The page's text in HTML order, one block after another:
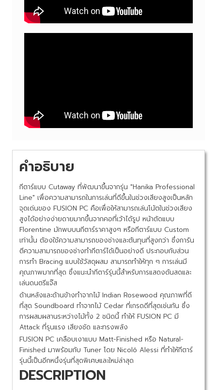
คำอธิบาย
กีตาร์แบบ Cutaway ที่พัฒนาขึ้นจากรุ่น "Hanika Professional
Line" เพื่อความสามารถในการเล่นที่ดีขึ้นในช่วงเสียงสูงเป็นหลัก
จุดเด่นของ FUSION PC คือเพื่อให้สามารถเล่นโน้ตในช่วงเสียง
สูงได้อย่างง่ายดายมากขึ้นจากคอที่เว้าได้รูป หน้าตัดแบบ
Florentine มักพบบนกีตาร์ราคาสูงๆ หรือกีตาร์แบบ Custom
เท่านั้น ต้องใช้ความสามารถของช่างและต้นทุนที่สูงกว่า ซึ่งการัน
ตีความสามารถของช่างทำกีตาร์ได้เป็นอย่างดี ประกอบกับส่วน
การทำ Bracing แบบใช้วัสดุผสม สามารถทำให้ทุก ๆ การเล่นมี
คุณภาพมากที่สุด ซึ่งแนะนำกีตาร์รุ่นนี้สำหรับการแสดงด้นสดและ
เล่นดนตรีแจ๊ส
ด้านหลังและด้านข้างทำจากไม้ Indian Rosewood คุณภาพที่ดี
ที่สุด Soundboard ทำจากไม้ Cedar ที่เกรดดีที่สุดเช่นกัน ซึ่ง
การผสมผสานระหว่างไม้ทั้ง 2 ชนิดนี้ ทำให้ FUSION PC มี
Attack ที่รุนแรง เสียงชัด และทรงพลัง
FUSION PC เคลือบเงาแบบ Matt-Finished หรือ Natural-
Finished มาพร้อมกับ Tuner โดย Nicoló Alessi ที่ทำให้กีตาร์
รุ่นนี้เป็นอีกหนึ่งรุ่นที่สุดพิเศษและใหม่ล่าสุด
DESCRIPTION